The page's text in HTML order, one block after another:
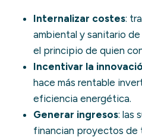
Internalizar costes:
ambiental y sanitario
el principio de quien
Incentivar la
hace más rentable
eficiencia energética.
Generar ingresos: las
financian proyectos de